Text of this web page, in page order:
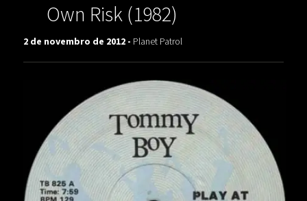
Own Risk (1982)
2 de novembro de 2012 - Planet Patrol